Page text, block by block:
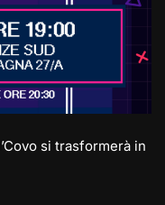
si trasformerà in